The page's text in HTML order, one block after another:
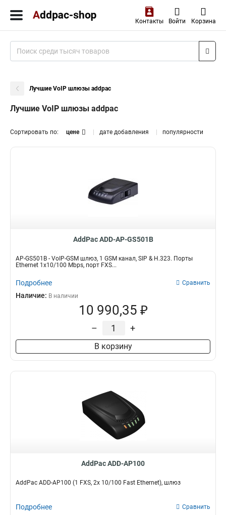
Контакты Войти Корзина
Лучшие VoIP шлюзы addpac
Лучшие VoIP шлюзы addpac
Сортировать по: цене дате добавления популярности
AddPac ADD-AP-GS501B
AP-GS501B - VoIP-GSM шлюз, 1 GSM канал, SIP & H.323. Порты
Ethernet 1x10/100 Mbps, порт FXS...
Подробнее Сравнить
Наличие: В наличии
10 990,35 ₽
– +
В корзину
AddPac ADD-AP100
AddPac ADD-AP100 (1 FXS, 2x 10/100 Fast Ethernet), шлюз
Подробнее Сравнить